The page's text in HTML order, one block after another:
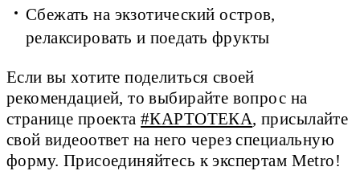
Сбежать на экзотический остров,
релаксировать и поедать фрукты
Если вы хотите поделиться своей
рекомендацией, то выбирайте вопрос на
странице проекта#КАРТОТЕКА, присылайте
свой видеоответ на него через специальную
форму. Присоединяйтесь к экспертам Metro!